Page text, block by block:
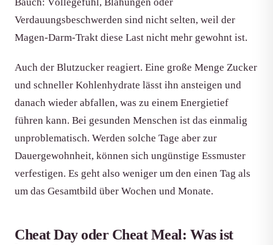
Verdauungsbeschwerden sind nicht selten, weil der
Magen-Darm-Trakt diese Last nicht mehr gewohnt ist.
Auch der Blutzucker reagiert. Eine große Menge Zucker
und schneller Kohlenhydrate lässt ihn ansteigen und
danach wieder abfallen, was zu einem Energietief
führen kann. Bei gesunden Menschen ist das einmalig
unproblematisch. Werden solche Tage aber zur
Dauergewohnheit, können sich ungünstige Essmuster
verfestigen. Es geht also weniger um den einen Tag als
um das Gesamtbild über Wochen und Monate.
Cheat Day oder Cheat Meal: Was ist